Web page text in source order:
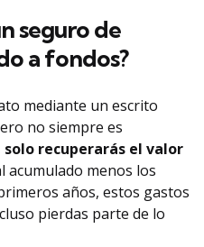
seguro de
a fondos?
mediante un escrito
no siempre es
recuperarás el valor
acumulado menos los
años, estos gastos
pierdas parte de lo